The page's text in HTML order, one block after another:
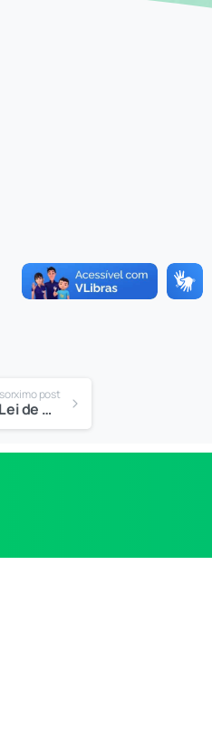
post
Projeto da Lei de Diretrizes Orçamentárias entra em tramitação na Câmara Municipal